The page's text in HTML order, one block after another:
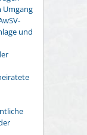
Umgang
und